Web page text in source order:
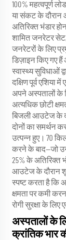
100% महत्वपूर्ण
या संकट के दौरान
अतिरिक्त भंडार
शामित जनरेटर
जनरेटरों के लिए
डिज़ाइन किए गए
स्वास्थ्य सुविधाओं
दक्षिण पूर्व
अपने अस्पतालों के
अत्यधिक छोटी
बिजली आउटेज के
दोनों का समर्थन
उत्पन्न हुए। 70
करने के बाद—जो
25% के अतिरिक्त
आउटेज के दौरान
स्पष्ट करता है कि
क्षमता पर कमी
रोगी सुरक्षा के
अस्पतालों के
क्रांतिक भार